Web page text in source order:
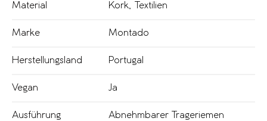
Material Kork Textilien
Marke Montado
Herstellungsland Portugal
Vegan Ja
Ausführung Abnehmbarer Trageriemen